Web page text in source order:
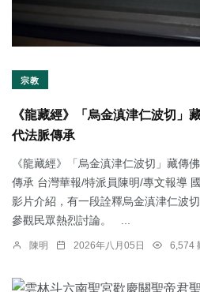
宗教
《龍藏經》「烏金滇津仁波切」
代法脈傳承
《龍藏經》「烏金滇津仁波切」藏傳
傳承 台灣華報/特派員陳明/專文報導
影片介紹，有一段詮釋烏金滇津仁波
參觀民眾熱烈討論。 ...
陳明 2026年八月05日 6,574